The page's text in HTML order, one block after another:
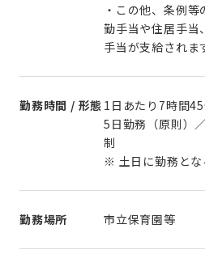
・この他、条例
勤手当や住居手当
手当が支給されま
勤務時間 / 形態 1日あたり7時間
5日勤務（原則）
制
※ 土日に勤務とな
勤務場所 市立保育園等